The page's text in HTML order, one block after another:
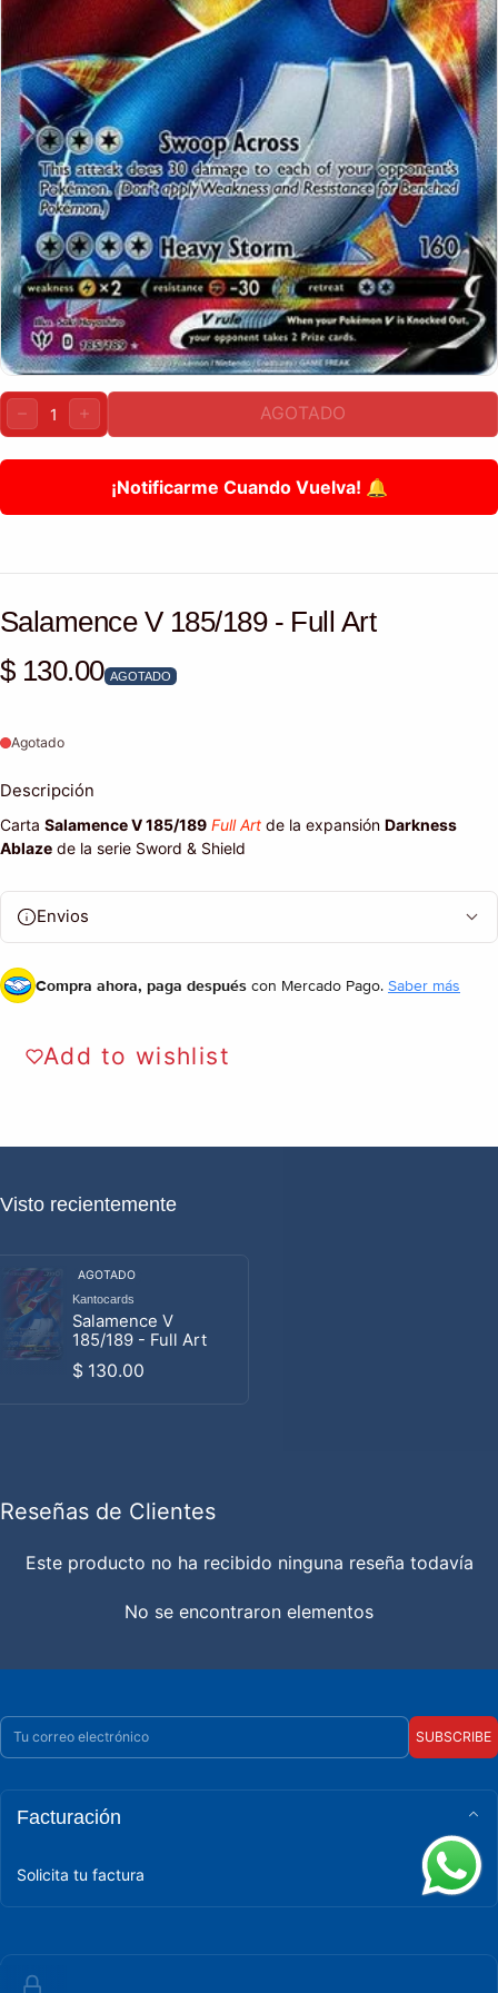
Cantidad:
DISMINUIRAUMENTAR AGOTADO
¡Notificarme Cuando Vuelva! 🔔
Salamence V 185/189 - Full Art
Precio habitual
$ 130.00 AGOTADO
Agotado
Descripción
Carta Salamence V 185/189 Full Art de la expansión Darkness
Ablaze de la serie Sword & Shield
Envios
Compra ahora, paga después con Mercado Pago. Saber más
Add to wishlist
Visto recientemente
AGOTADO
Proveedor:
Kantocards
Salamence V
185/189 - Full Art
Precio habitual
$ 130.00
Reseñas de Clientes
Este producto no ha recibido ninguna reseña todavía
No se encontraron elementos
Correo electrónico
SUBSCRIBE
Facturación
Solicita tu factura